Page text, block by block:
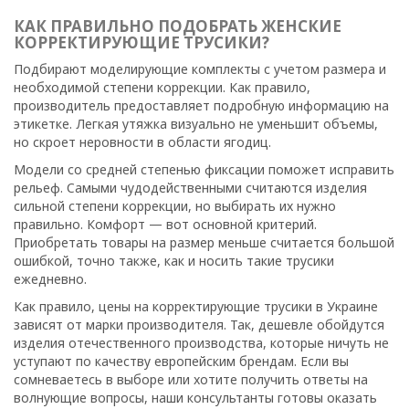
КАК ПРАВИЛЬНО ПОДОБРАТЬ ЖЕНСКИЕ
КОРРЕКТИРУЮЩИЕ ТРУСИКИ?
Подбирают моделирующие комплекты с учетом размера и
необходимой степени коррекции. Как правило,
производитель предоставляет подробную информацию на
этикетке. Легкая утяжка визуально не уменьшит объемы,
но скроет неровности в области ягодиц.
Модели со средней степенью фиксации поможет исправить
рельеф. Самыми чудодейственными считаются изделия
сильной степени коррекции, но выбирать их нужно
правильно. Комфорт — вот основной критерий.
Приобретать товары на размер меньше считается большой
ошибкой, точно также, как и носить такие трусики
ежедневно.
Как правило, цены на корректирующие трусики в Украине
зависят от марки производителя. Так, дешевле обойдутся
изделия отечественного производства, которые ничуть не
уступают по качеству европейским брендам. Если вы
сомневаетесь в выборе или хотите получить ответы на
волнующие вопросы, наши консультанты готовы оказать